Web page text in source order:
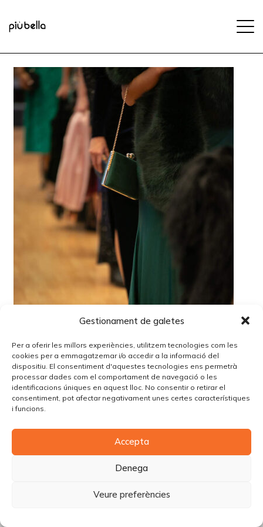
Gestionament de galetes
Per a oferir les millors experiències, utilitzem tecnologies com les
cookies per a emmagatzemar i/o accedir a la informació del
dispositiu. El consentiment d'aquestes tecnologies ens permetrà
processar dades com el comportament de navegació o les
identificacions úniques en aquest lloc. No consentir o retirar el
consentiment, pot afectar negativament unes certes característiques
i funcions.
Accepta
Denega
Veure preferències
© Copyright Piùbella Models Agency2026
Creative Corner Agency
Política de cookies